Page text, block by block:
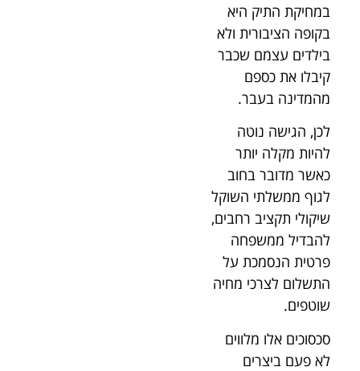
במחיקת התיק היא
בקופה הציבורית ולא
בילדים עצמם שכבר
קיבלו את כספם
מהמדינה בעבר.
לכן, הגישה נוטה
להיות מקלה יותר
כאשר מדובר בחוב
לגוף ממשלתי השוקל
שיקולי תקציב רחבים,
להבדיל ממשפחה
פרטית הנסמכת על
התשלום לצרכי מחיה
שוטפים.
סכסוכים אלו מלווים
לא פעם ביצרים